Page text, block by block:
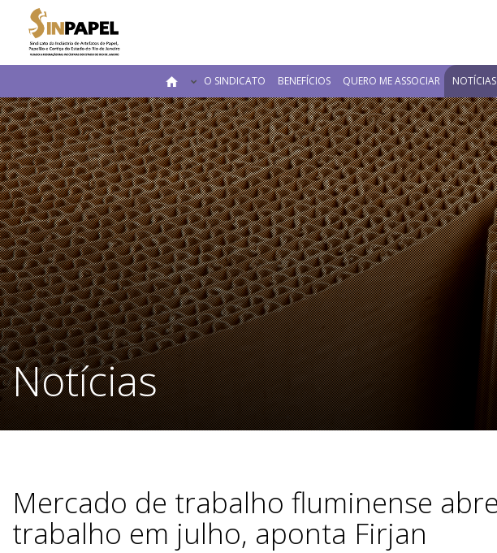
O SINDICATO BENEFÍCIOS QUERO ME ASSOCIAR NOTÍCIAS
Notícias
Mercado de trabalho fluminense
trabalho em julho, aponta Firjan